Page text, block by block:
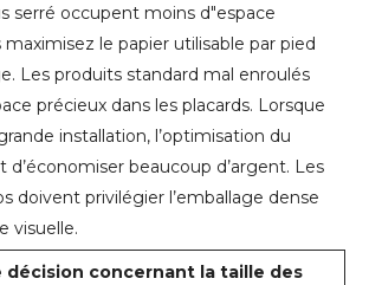
serré occupent moins d"espace
le papier utilisable par pied
Les produits standard mal enroulés
précieux dans les placards. Lorsque
installation, l’optimisation du
beaucoup d’argent. Les
doivent privilégier l’emballage dense
visuelle.
décision concernant la taille des